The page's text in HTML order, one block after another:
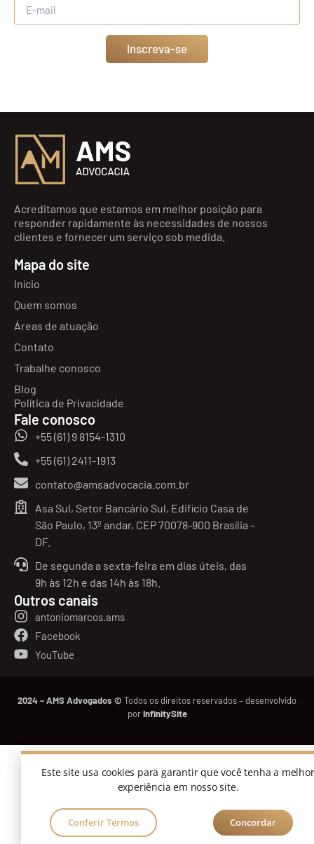
Inscreva-se
Acreditamos que estamos em melhor posição para
responder rapidamente às necessidades de nossos
clientes e fornecer um serviço sob medida.
Mapa do site
Início
Quem somos
Áreas de atuação
Contato
Trabalhe conosco
Blog
Política de Privacidade
Fale conosco
+55 (61) 9 8154-1310
+55 (61) 2411-1913
contato@amsadvocacia.com.br
Asa Sul, Setor Bancário Sul, Edifício Casa de
São Paulo, 13º andar, CEP 70078-900 Brasília –
DF.
De segunda a sexta-feira em dias úteis, das
9h às 12h e das 14h às 18h.
Outros canais
antoniomarcos.ams
Facebook
YouTube
2024 – AMS Advogados © Todos os direitos reservados – desenvolvido
porInfinitySite
Este site usa cookies para garantir que você tenha a melhor
experiência em nosso site.
Conferir Termos Concordar